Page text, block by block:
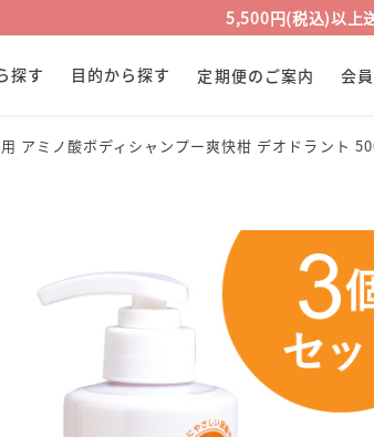
5,500円(税込)以上
探す 目的から探す 定期便のご案内 会
アミノ酸ボディシャンプー爽快柑 デオドラント